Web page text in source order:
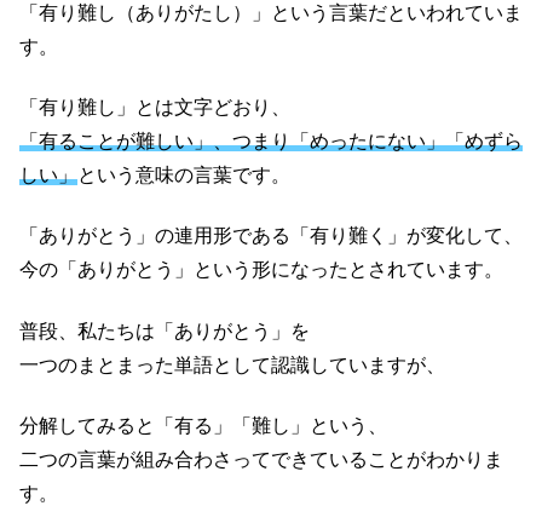
「有り難し（ありがたし）」という言葉だといわれていま
す。
「有り難し」とは文字どおり、
「有ることが難しい」、つまり「めったにない」「めずら
しい」という意味の言葉です。
「ありがとう」の連用形である「有り難く」が変化して、
今の「ありがとう」という形になったとされています。
普段、私たちは「ありがとう」を
一つのまとまった単語として認識していますが、
分解してみると「有る」「難し」という、
二つの言葉が組み合わさってできていることがわかりま
す。